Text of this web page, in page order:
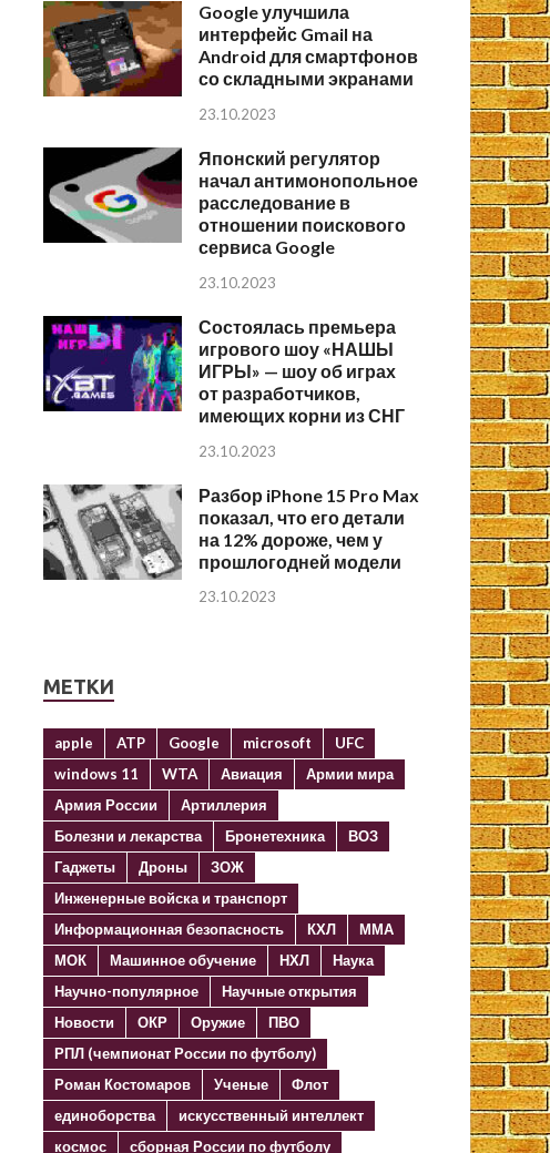
Google улучшила
интерфейс Gmail на
Android для смартфонов
со складными экранами
23.10.2023
Японский регулятор
начал антимонопольное
расследование в
отношении поискового
сервиса Google
23.10.2023
Состоялась премьера
игрового шоу «НАШЫ
ИГРЫ» — шоу об играх
от разработчиков,
имеющих корни из СНГ
23.10.2023
Разбор iPhone 15 Pro Max
показал, что его детали
на 12% дороже, чем у
прошлогодней модели
23.10.2023
МЕТКИ
apple ATP Google microsoft
UFC
windows 11
WTA Авиация
Армии мира
Армия России
Артиллерия
Болезни и лекарства
Бронетехника
ВОЗ
Гаджеты
Дроны
ЗОЖ
Инженерные войска и транспорт
Информационная безопасность
КХЛ
ММА
МОК
Машинное обучение НХЛ
Наука
Научно-популярное
Научные открытия
Новости
ОКР Оружие
ПВО
РПЛ (чемпионат России по футболу)
Роман Костомаров
Ученые
Флот
единоборства
искусственный интеллект
космос
сборная России по футболу